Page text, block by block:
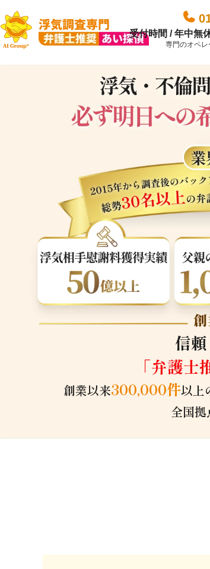
受付時間 / 年中無
専門のオペ
信
「弁護士
創業以来300,000件以上
全国